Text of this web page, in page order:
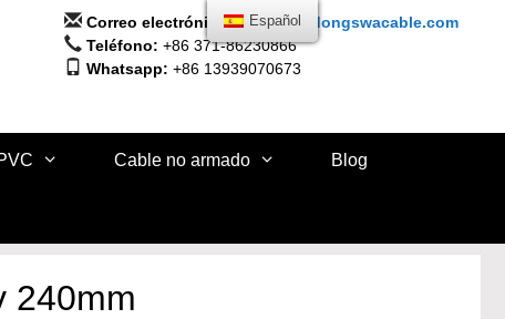
Correo electrónico:info@huadongswacable.com
Teléfono: +86 371-86230866
Whatsapp: +86 13939070673
Cable no armado Blog
240mm
Español